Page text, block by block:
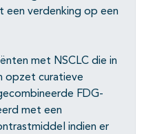
een verdenking op een
met NSCLC die in
opzet curatieve
FDG-
met een
indien er